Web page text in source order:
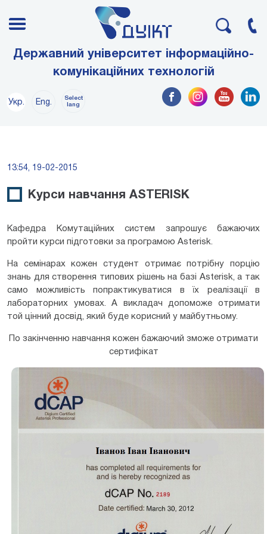
Державний університет інформаційно-
комунікаційних технологій
Укр. Eng.
Select
lang
13:54, 19-02-2015
Курси навчання ASTERISK
Кафедра Комутаційних систем запрошує бажаючих
пройти курси підготовки за програмою Asterisk.
На семінарах кожен студент отримає потрібну порцію
знань для створення типових рішень на базі Asterisk, а так
само можливість попрактикуватися в їх реалізації в
лабораторних умовах. А викладач допоможе отримати
той цінний досвід, який буде корисний у майбутньому.
По закінченню навчання кожен бажаючий зможе отримати
сертифікат